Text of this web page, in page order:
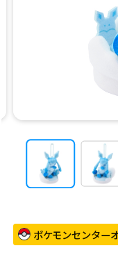
ポケモンセンター